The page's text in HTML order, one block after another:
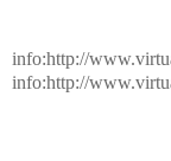
info:http://
info:http://